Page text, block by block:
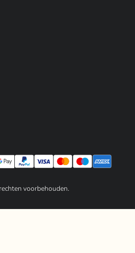
voorbehouden.